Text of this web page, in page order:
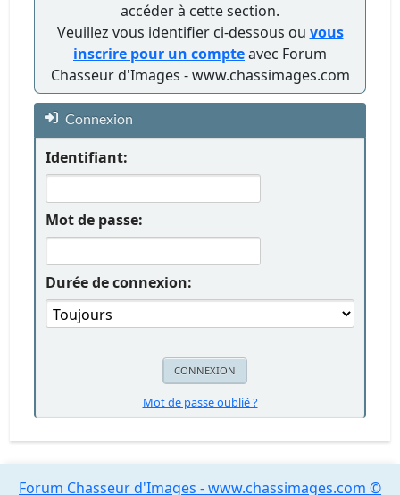
accéder à cette section.
Veuillez vous identifier ci-dessous ou vous
inscrire pour un compteavec Forum
Chasseur d'Images - www.chassimages.com
Connexion
Identifiant:
Mot de passe:
Durée de connexion:
Mot de passe oublié ?
Forum Chasseur d'Images - www.chassimages.com ©